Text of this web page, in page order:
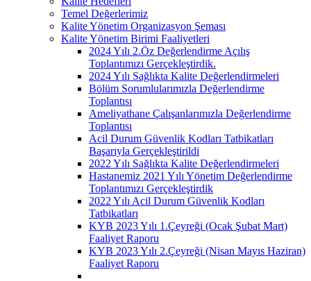
Temel Değerlerimiz
Kalite Yönetim Organizasyon Şeması
Kalite Yönetim Birimi Faaliyetleri
2024 Yılı 2.Öz Değerlendirme Açılış
Toplantımızı Gerçekleştirdik.
2024 Yılı Sağlıkta Kalite Değerlendirmeleri
Bölüm Sorumlularımızla Değerlendirme
Toplantısı
Ameliyathane Çalışanlarımızla Değerlendirme
Toplantısı
Acil Durum Güvenlik Kodları Tatbikatları
Başarıyla Gerçekleştirildi
2022 Yılı Sağlıkta Kalite Değerlendirmeleri
Hastanemiz 2021 Yılı Yönetim Değerlendirme
Toplantımızı Gerçekleştirdik
2022 Yılı Acil Durum Güvenlik Kodları
Tatbikatları
KYB 2023 Yılı 1.Çeyreği (Ocak Şubat Mart)
Faaliyet Raporu
KYB 2023 Yılı 2.Çeyreği (Nisan Mayıs Haziran)
Faaliyet Raporu